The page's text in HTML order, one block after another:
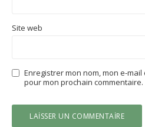
Site web
Enregistrer mon nom, mon e-
pour mon prochain commentaire.